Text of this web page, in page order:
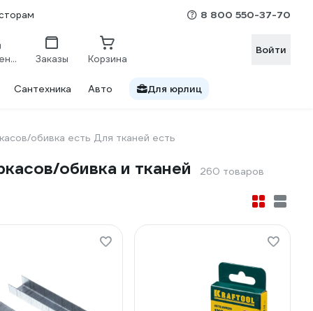
8 800 550-37-70
Сравнение Заказы Корзина
Войти
Сантехника Авто Для юрлиц
обивка есть Для тканей есть
обивка и тканей 260 товаров